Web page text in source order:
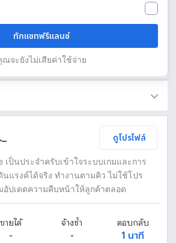
ทักแชทฟรีแลนซ์
ณจะยังไม่เสียค่าใช้จ่าย
ดูโปรไฟล์
เป็นประจำครับเข้าใจระบบเกมและการ
แรงค์ได้จริง ทำงานตามคิว ไม่ใช้โปร
อัปเดตความคืบหน้าให้ลูกค้าตลอด
ขายได้
-
จ้างซ้ำ
-
ตอบกลับ
1 นาที